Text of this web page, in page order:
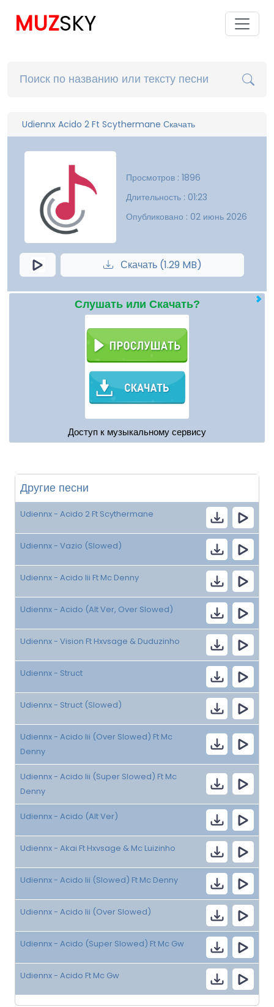
MUZSKY
Udiennx Acido 2 Ft Scythermane Скачать
Просмотров : 1896
Длительность : 01:23
Опубликовано : 02 июнь 2026
Скачать (1.29 MB)
Слушать или Скачать?
Доступ к музыкальному сервису
Другие песни
Udiennx - Acido 2 Ft Scythermane
Udiennx - Vazio (Slowed)
Udiennx - Acido Iii Ft Mc Denny
Udiennx - Acido (Alt Ver, Over Slowed)
Udiennx - Vision Ft Hxvsage & Duduzinho
Udiennx - Struct
Udiennx - Struct (Slowed)
Udiennx - Acido Iii (Over Slowed) Ft Mc
Denny
Udiennx - Acido Iii (Super Slowed) Ft Mc
Denny
Udiennx - Acido (Alt Ver)
Udiennx - Akai Ft Hxvsage & Mc Luizinho
Udiennx - Acido Iii (Slowed) Ft Mc Denny
Udiennx - Acido Iii (Over Slowed)
Udiennx - Acido (Super Slowed) Ft Mc Gw
Udiennx - Acido Ft Mc Gw